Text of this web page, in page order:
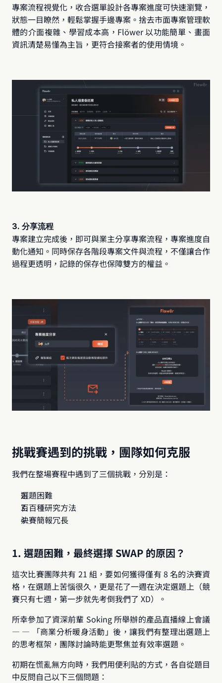
專案流程視覺化，收合選單設計各專案進度可快速瀏覽，
狀態一目瞭然，輕鬆掌握手邊專案。捨去市面專案管理軟
體的介面複雜、學習成本高，Flöwer 以功能簡單、畫面
資訊清楚易懂為主旨，更符合接案者的使用情境。
3. 分享流程
專案建立完成後，即可與業主分享專案流程，專案進度自
動化通知。同時保存各階段專案文件與流程，不僅讓合作
過程更透明，記錄的保存也保障雙方的權益。
挑戰賽遇到的挑戰，團隊如何克服
我們在整場賽程中遇到了三個挑戰，分別是：
選題困難
百百種研究方法
決賽簡報冗長
1. 選題困難，最終選擇 SWAP 的原因？
這次比賽團隊共有 21 組，要如何獲得僅有 8 名的決賽資
格，在選題上苦惱很久，更是花了一週在決定選題上（競
賽只有七週，第一步就先考倒我們了 XD）。
所幸參加了資深前輩 Soking 所舉辦的產品直播線上會議
— — 「商業分析暖身活動」後，讓我們有整理出選題上
的思考框架，團隊討論時能更聚焦並有效率選題。
初期在慌亂無方向時，我們用便利貼的方式，各自從題目
中反問自己以下三個問題：